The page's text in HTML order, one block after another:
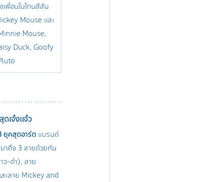
เพื่อนในโทนสีสัน
Mouse และ
Mouse,
Duck, Goofy
เจ๋งแจ๋ว
ยุคสุดอาร์ต แบรนด์
าถึง 3 ลายด้วยกัน
ว-ดำ), ลาย
ะลาย Mickey and